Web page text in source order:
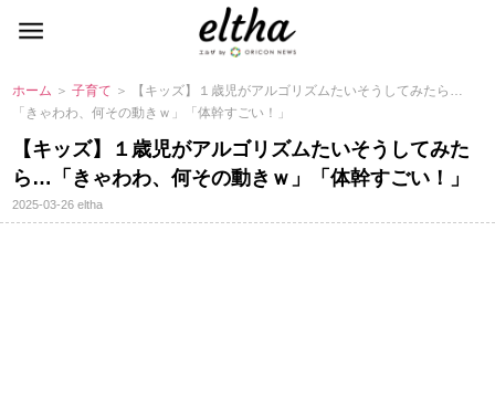
ホーム ＞子育て ＞ 【キッズ】１歳児がアルゴリズムたいそうしてみたら…
「きゃわわ、何その動きｗ」「体幹すごい！」
【キッズ】１歳児がアルゴリズムたいそうしてみた
ら…「きゃわわ、何その動きｗ」「体幹すごい！」
2025-03-26eltha